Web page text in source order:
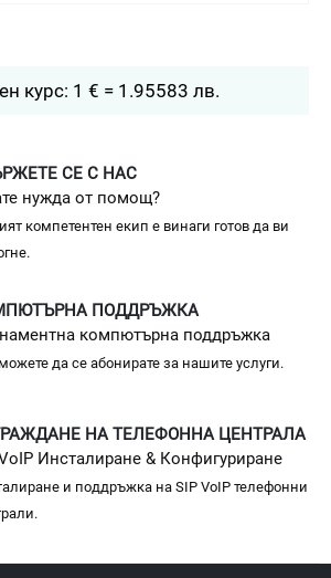
курс: 1 € = 1.95583 лв.
СЕ С НАС
нужда от помощ?
компетентен екип е винаги готов да ви
ПОДДРЪЖКА
компютърна поддръжка
да се абонирате за нашите услуги.
НА ТЕЛЕФОННА ЦЕНТРАЛА
Инсталиране & Конфигуриране
и поддръжка на SIP VoIP телефонни